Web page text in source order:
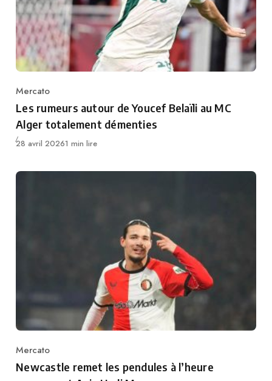
Category
Mercato
Les rumeurs autour de Youcef Belaïli au MC
Alger totalement démenties
Publié
28 avril 20261 min lire
Category
Mercato
Newcastle remet les pendules à l’heure